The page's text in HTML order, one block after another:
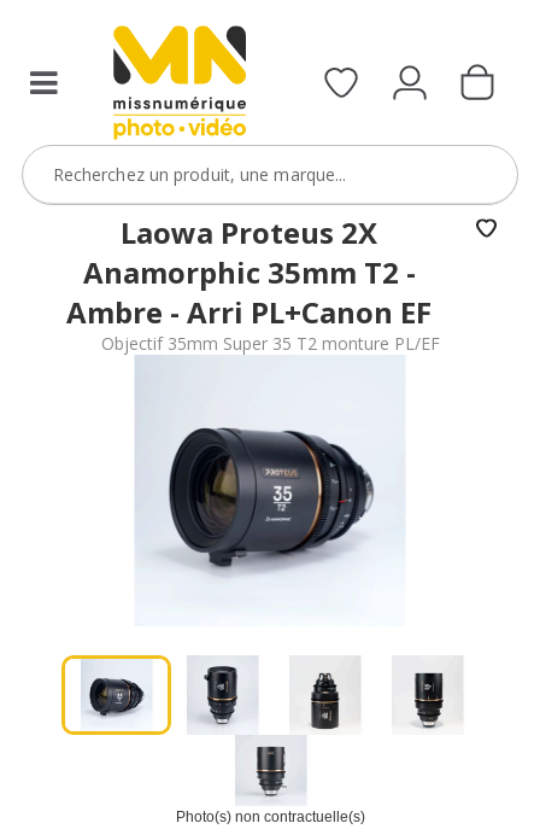
le
ObjectifFiltre5
VOIR L'OFFRE
Laowa Proteus 2X
Anamorphic 35mm T2 -
Ambre - Arri PL+Canon EF
Objectif 35mm Super 35 T2 monture PL/EF
Photo(s) non contractuelle(s)